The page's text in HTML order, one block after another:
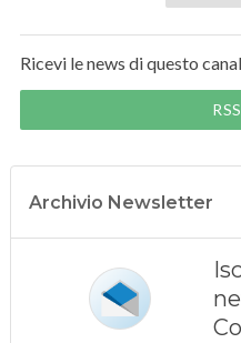
Ricevi le news di questo
Archivio Newsletter